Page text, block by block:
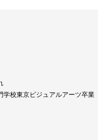
学校東京ビジュアルアーツ卒業